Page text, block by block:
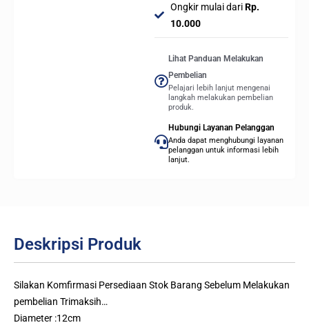
Ongkir mulai dariRp.
10.000
Lihat Panduan Melakukan
Pembelian
Pelajari lebih lanjut mengenai
langkah melakukan pembelian
produk.
Hubungi Layanan Pelanggan
Anda dapat menghubungi layanan
pelanggan untuk informasi lebih
lanjut.
Deskripsi Produk
Silakan Komfirmasi Persediaan Stok Barang Sebelum Melakukan
pembelian Trimaksih…
Diameter :12cm